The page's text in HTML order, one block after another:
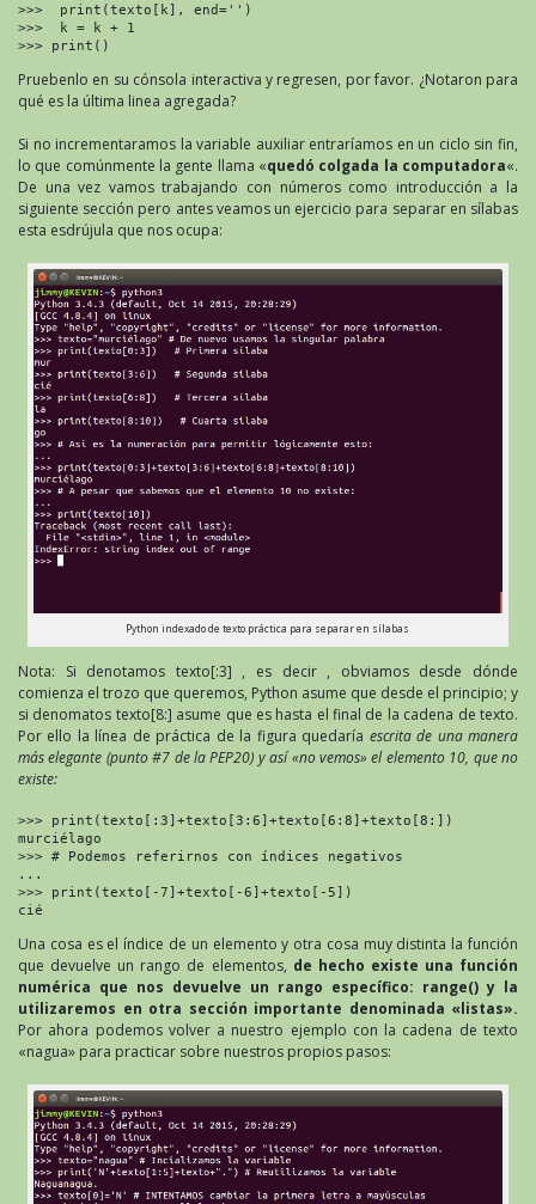
>>>  print(texto[k], end='')
>>>  k = k + 1
>>> print()
Pruebenlo en su cónsola interactiva y regresen, por favor. ¿Notaron para
qué es la última linea agregada?
Si no incrementaramos la variable auxiliar entraríamos en un ciclo sin fin,
lo que comúnmente la gente llama «quedó colgada la computadora«.
De una vez vamos trabajando con números como introducción a la
siguiente sección pero antes veamos un ejercicio para separar en sílabas
esta esdrújula que nos ocupa:
Python indexado de texto práctica para separar en sílabas
Nota: Si denotamos texto[:3] , es decir , obviamos desde dónde
comienza el trozo que queremos, Python asume que desde el principio; y
si denomatos texto[8:] asume que es hasta el final de la cadena de texto.
Por ello la línea de práctica de la figura quedaría escrita de una manera
más elegante (punto #7 de la PEP20) y así «no vemos» el elemento 10, que no
existe:
>>> print(texto[:3]+texto[3:6]+texto[6:8]+texto[8:])
murciélago
>>> # Podemos referirnos con índices negativos
...
>>> print(texto[-7]+texto[-6]+texto[-5])
cié
Una cosa es el índice de un elemento y otra cosa muy distinta la función
que devuelve un rango de elementos, de hecho existe una función
numérica que nos devuelve un rango específico: range() y la
utilizaremos en otra sección importante denominada «listas».
Por ahora podemos volver a nuestro ejemplo con la cadena de texto
«nagua» para practicar sobre nuestros propios pasos: